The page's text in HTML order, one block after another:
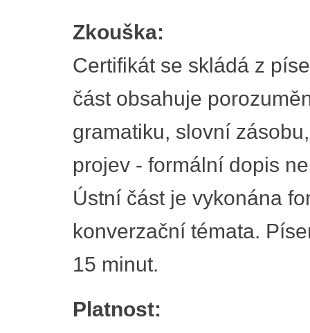
Zkouška:
Certifikát se skládá z
část obsahuje
gramatiku, slovní
projev - formální dopis
Ústní část je vykonána
konverzační témata.
15 minut.
Platnost: